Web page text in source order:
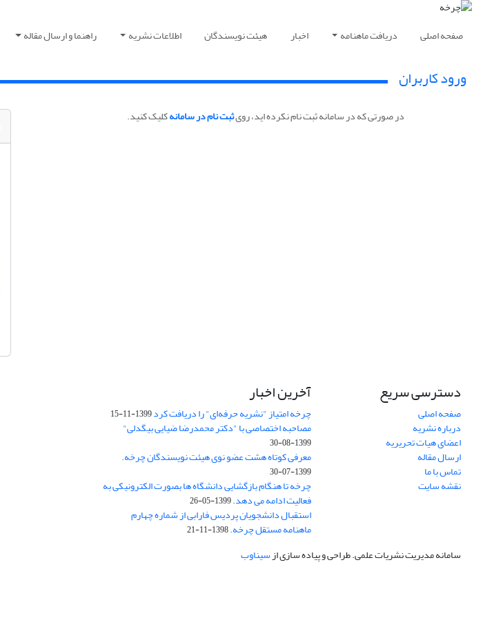
صفحه اصلی دریافت ماهنامه اخبار هیئت نویسندگان اطلاعات نشریه راهنما و ارسال مقاله
ورود کاربران
در صورتی که در سامانه ثبت نام نکرده اید، رویثبت نام در سامانهکلیک کنید.
دسترسی سریع
صفحه اصلی
درباره نشریه
اعضای هیات تحریریه
ارسال مقاله
تماس با ما
نقشه سایت
آخرین اخبار
چرخه امتیاز "نشریه حرفه‌ای" را دریافت کرد1399-11-15
مصاحبه اختصاصی با "دکتر محمدرضا ضیایی بیگدلی"
1399-08-30
معرفی کوتاه هشت عضو نوی هیئت نویسندگان چرخه.
1399-07-30
چرخه تا هنگام بازگشایی دانشگاه ها بصورت الکترونیکی به
فعالیت ادامه می دهد.1399-05-26
استقبال دانشجویان پردیس فارابی از شماره چهارم
ماهنامه مستقل چرخه.1398-11-21
سامانه مدیریت نشریات علمی.طراحی و پیاده سازی ازسیناوب